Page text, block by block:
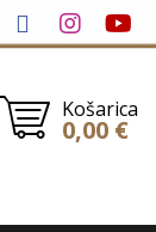
Košarica
0,00 €